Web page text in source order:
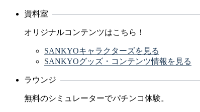
資料室
オリジナルコンテンツはこちら！
SANKYOキャラクターズを見る
SANKYOグッズ・コンテンツ情報を見る
ラウンジ
無料のシミュレーターでパチンコ体験。